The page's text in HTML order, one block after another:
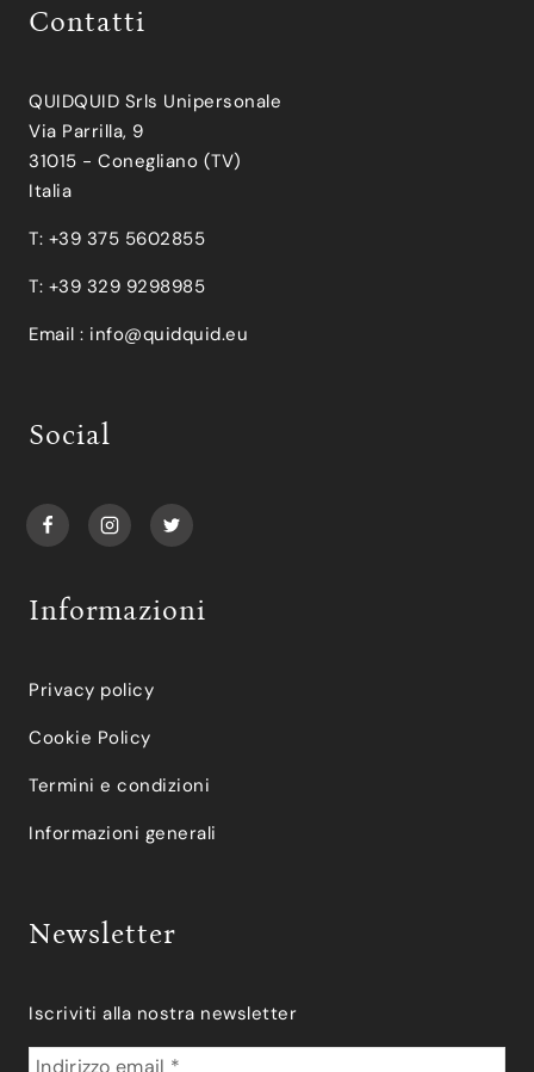
Contatti
QUIDQUID Srls Unipersonale
Via Parrilla, 9
31015 - Conegliano (TV)
Italia
T: +39 375 5602855
T: +39 329 9298985
Email : info@quidquid.eu
Social
Informazioni
Privacy policy
Cookie Policy
Termini e condizioni
Informazioni generali
Newsletter
Iscriviti alla nostra newsletter